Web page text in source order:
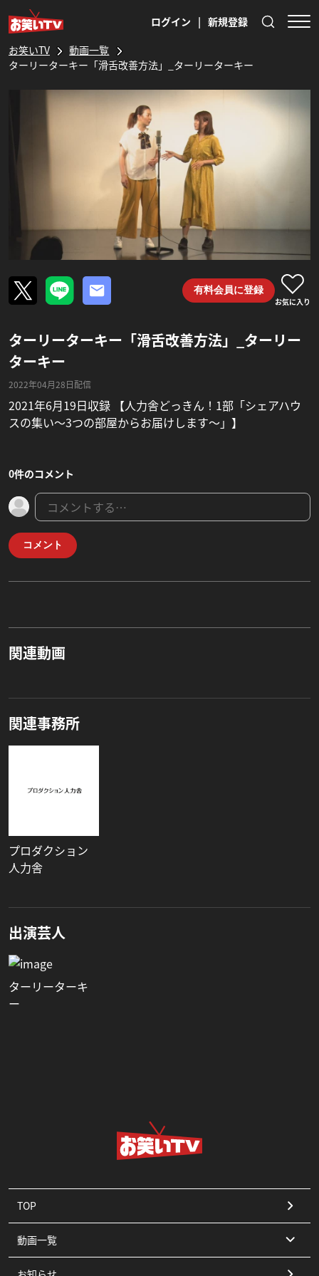
ログイン | 新規登録
お笑いTV
動画一覧
ターリーターキー「滑舌改善方法」_ターリーターキー
有料会員に登録
お気に入り
ターリーターキー「滑舌改善方法」_ターリー
ターキー
2022年04月28日配信
2021年6月19日収録 【人力舎どっきん！1部「シェアハウ
スの集い〜3つの部屋からお届けします〜」】
0件のコメント
コメント
関連動画
関連事務所
プロダクション
人力舎
出演芸人
ターリーターキ
ー
TOP
動画一覧